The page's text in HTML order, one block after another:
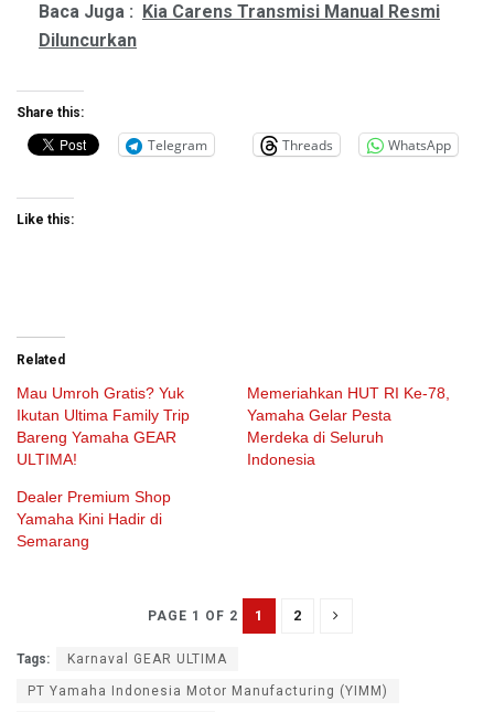
Baca Juga : Kia Carens Transmisi Manual Resmi
Diluncurkan
Share this:
Telegram Threads WhatsApp
Like this:
Related
Mau Umroh Gratis? Yuk
Ikutan Ultima Family Trip
Bareng Yamaha GEAR
ULTIMA!
Memeriahkan HUT RI Ke-78,
Yamaha Gelar Pesta
Merdeka di Seluruh
Indonesia
Dealer Premium Shop
Yamaha Kini Hadir di
Semarang
PAGE 1 OF 2 1 2
Tags: Karnaval GEAR ULTIMA
PT Yamaha Indonesia Motor Manufacturing (YIMM)